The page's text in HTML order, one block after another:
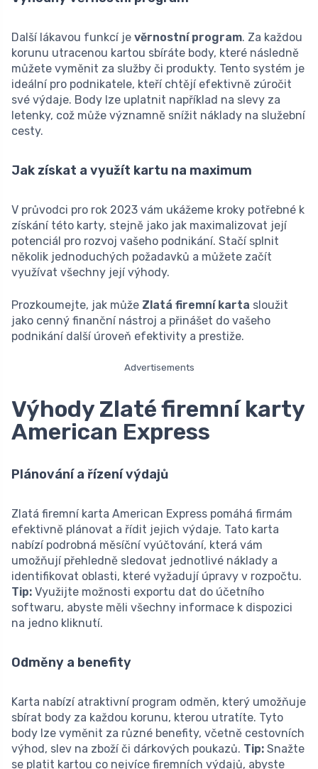
Další lákavou funkcí je věrnostní program. Za každou
korunu utracenou kartou sbíráte body, které následně
můžete vyměnit za služby či produkty. Tento systém je
ideální pro podnikatele, kteří chtějí efektivně zúročit
své výdaje. Body lze uplatnit například na slevy za
letenky, což může významně snížit náklady na služební
cesty.
Jak získat a využít kartu na maximum
V průvodci pro rok 2023 vám ukážeme kroky potřebné k
získání této karty, stejně jako jak maximalizovat její
potenciál pro rozvoj vašeho podnikání. Stačí splnit
několik jednoduchých požadavků a můžete začít
využívat všechny její výhody.
Prozkoumejte, jak může Zlatá firemní karta sloužit
jako cenný finanční nástroj a přinášet do vašeho
podnikání další úroveň efektivity a prestiže.
Advertisements
Výhody Zlaté firemní karty
American Express
Plánování a řízení výdajů
Zlatá firemní karta American Express pomáhá firmám
efektivně plánovat a řídit jejich výdaje. Tato karta
nabízí podrobná měsíční vyúčtování, která vám
umožňují přehledně sledovat jednotlivé náklady a
identifikovat oblasti, které vyžadují úpravy v rozpočtu.
Tip: Využijte možnosti exportu dat do účetního
softwaru, abyste měli všechny informace k dispozici
na jedno kliknutí.
Odměny a benefity
Karta nabízí atraktivní program odměn, který umožňuje
sbírat body za každou korunu, kterou utratíte. Tyto
body lze vyměnit za různé benefity, včetně cestovních
výhod, slev na zboží či dárkových poukazů. Tip: Snažte
se platit kartou co nejvíce firemních výdajů, abyste